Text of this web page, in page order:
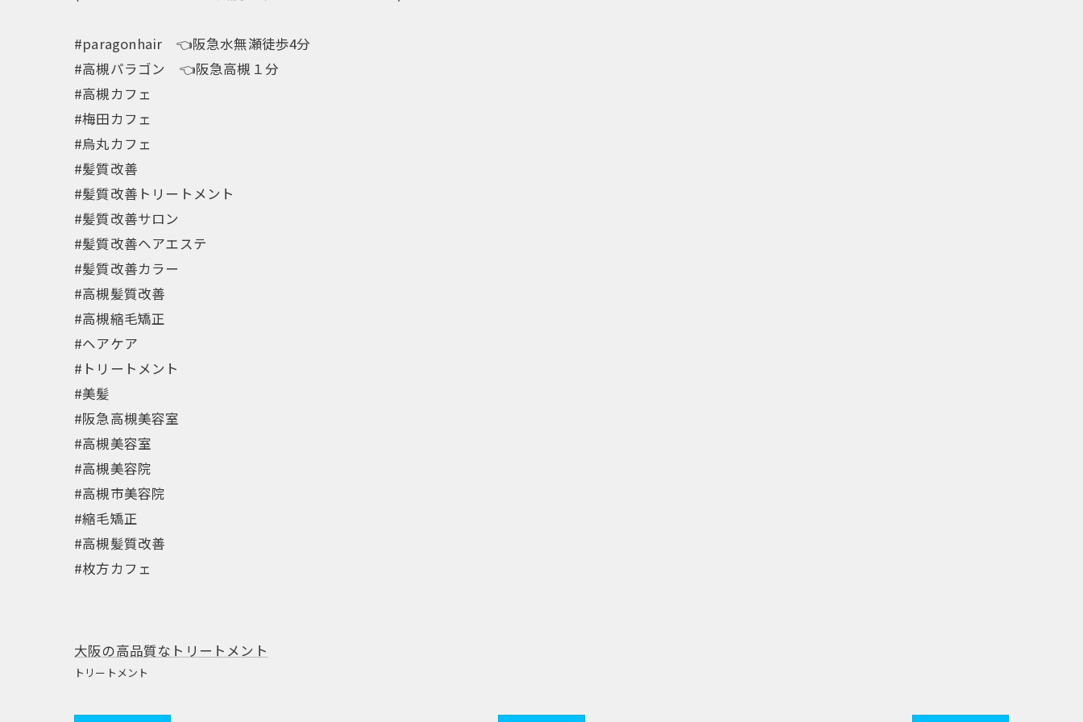
#paragonhair 👈️阪急水無瀬徒歩4分
#高槻パラゴン 👈️阪急高槻１分
#高槻カフェ
#梅田カフェ
#烏丸カフェ
#髪質改善
#髪質改善トリートメント
#髪質改善サロン
#髪質改善ヘアエステ
#髪質改善カラー
#高槻髪質改善
#高槻縮毛矯正
#ヘアケア
#トリートメント
#美髪
#阪急高槻美容室
#高槻美容室
#高槻美容院
#高槻市美容院
#縮毛矯正
#高槻髪質改善
#枚方カフェ
大阪の高品質なトリートメント
トリートメント